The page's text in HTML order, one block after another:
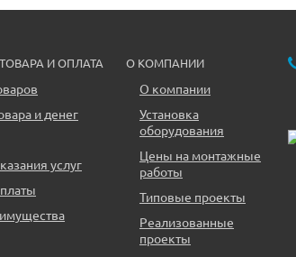
И ОПЛАТА
и денег
услуг
О КОМПАНИИ
О компании
Установка
оборудования
Цены на монтажные
работы
Типовые проекты
Реализованные
проекты